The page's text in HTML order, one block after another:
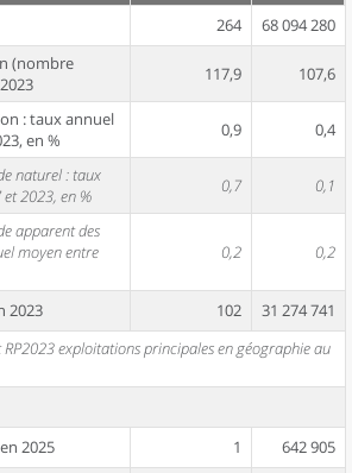
264
68 094 280
(nombre
117,9 107,6
: taux annuel
en %
0,9 0,4
naturel : taux
2023, en %
0,7 0,1
apparent des
moyen entre
0,2 0,2
2023 102
31 274 741
RP2023 exploitations principales en géographie au
2025 1
642 905